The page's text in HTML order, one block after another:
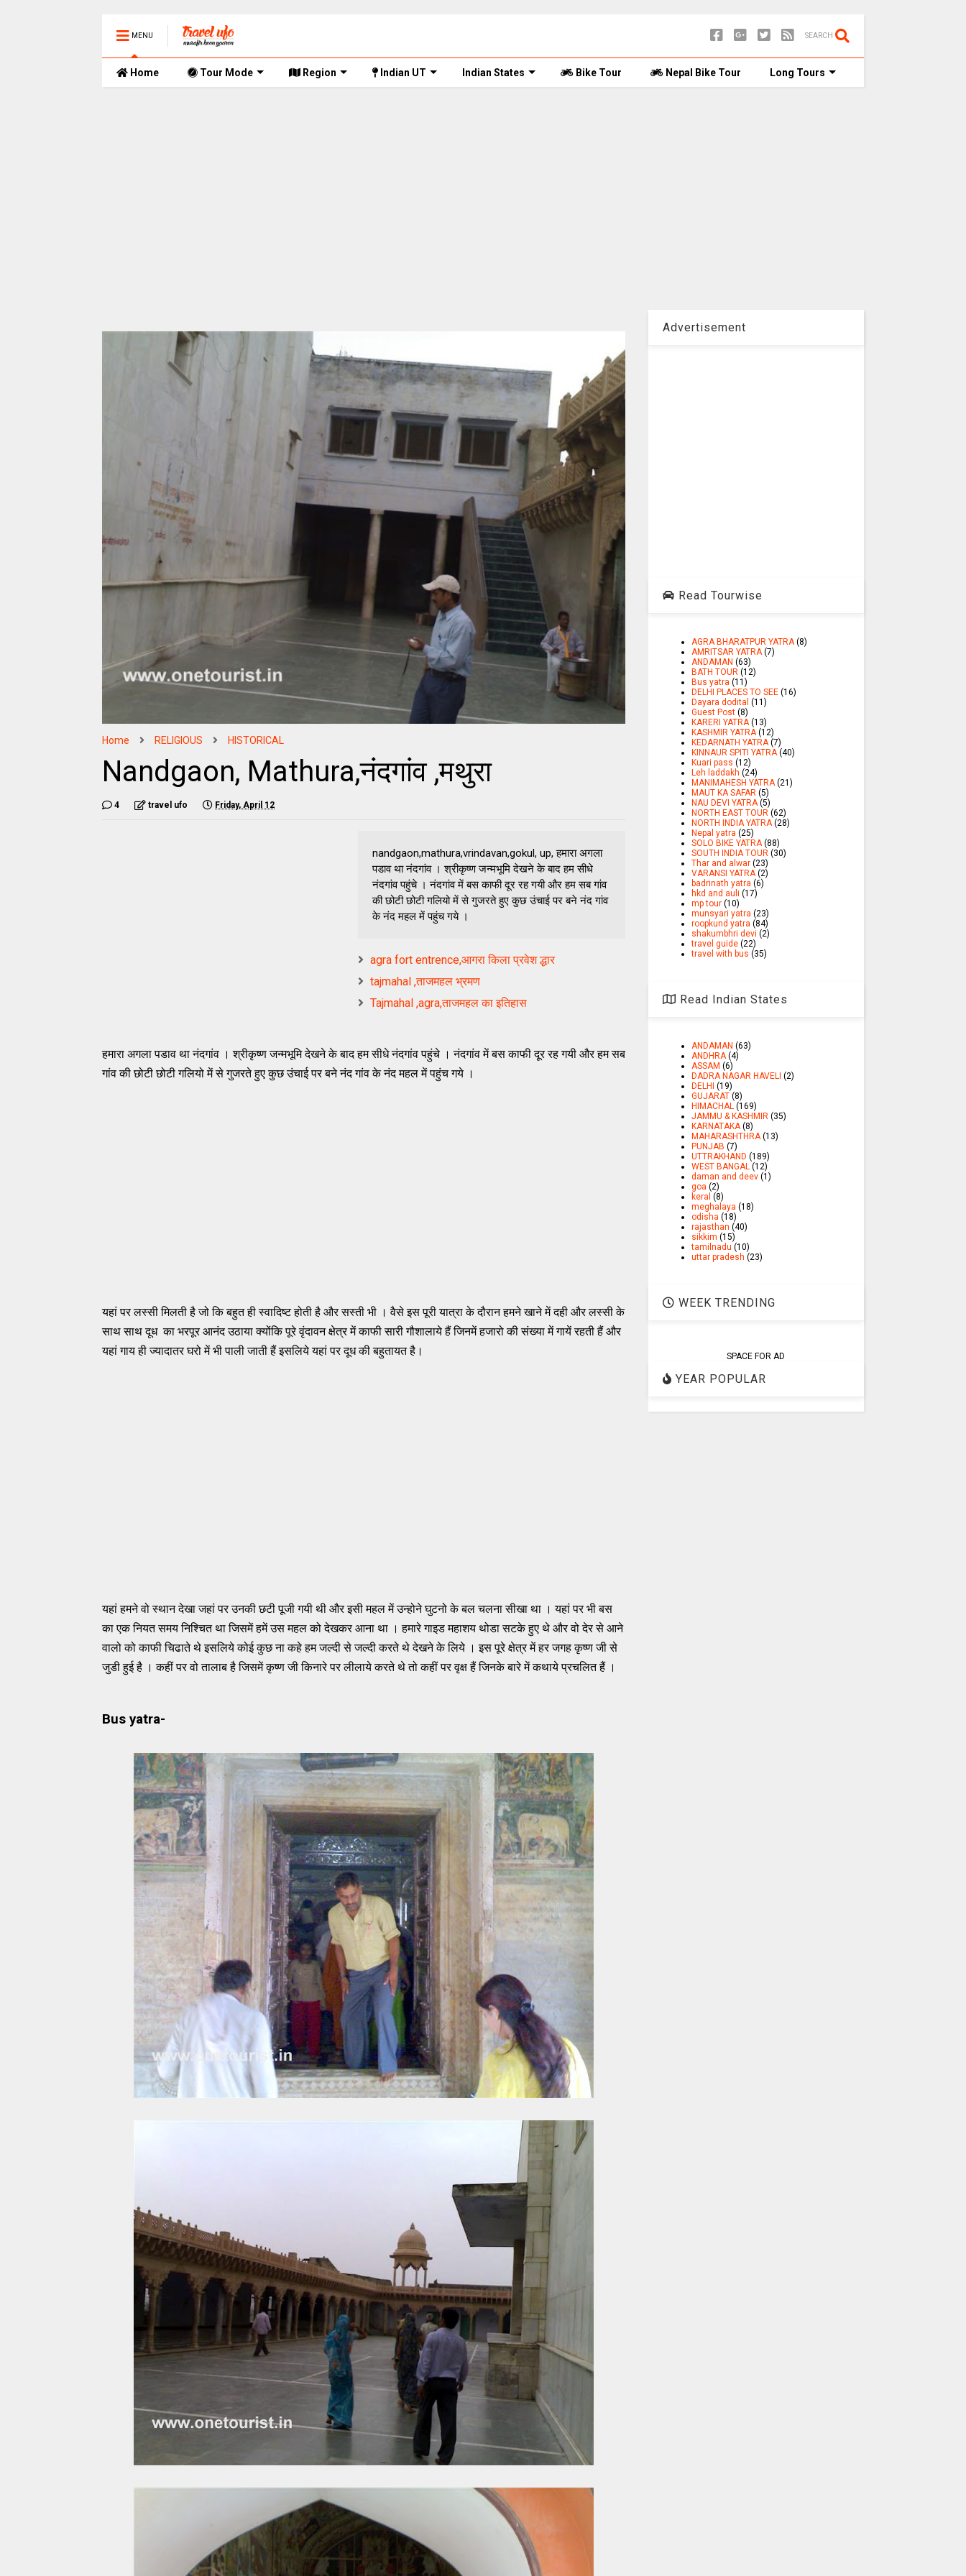
MENU SEARCH
Home Tour Mode Region Indian UT Indian States Bike Tour Nepal Bike Tour Long Tours
Home RELIGIOUS HISTORICAL
Nandgaon, Mathura,नंदगांव ,मथुरा
4 travel ufo Friday, April 12
nandgaon,mathura,vrindavan,gokul, up, हमारा अगला
पडाव था नंदगांव । श्रीकृष्ण जन्मभूमि देखने के बाद हम सीधे
नंदगांव पहुंचे । नंदगांव में बस काफी दूर रह गयी और हम सब गांव
की छोटी छो​टी गलियो में से गुजरते हुए कुछ उंचाई पर बने नंद गांव
के नंद महल में पहुंच गये ।
agra fort entrence,आगरा किला प्रवेश द्धार
tajmahal ,ताजमहल भ्रमण
Tajmahal ,agra,ताजमहल का इतिहास
हमारा अगला पडाव था नंदगांव । श्रीकृष्ण जन्मभूमि देखने के बाद हम सीधे नंदगांव पहुंचे । नंदगांव में बस काफी दूर रह गयी और हम सब
गांव की छोटी छो​टी गलियो में से गुजरते हुए कुछ उंचाई पर बने नंद गांव के नंद महल में पहुंच गये ।
यहां पर लस्सी मिलती है जो कि बहुत ही स्वादिष्ट होती है और सस्ती भी । वैसे इस पूरी यात्रा के दौरान हमने खाने में दही और लस्सी के
साथ साथ दूध का भरपूर आनंद उठाया क्योंकि पूरे वृंदावन क्षेत्र में काफी सारी गौशालाये हैं जिनमें हजारो की संख्या में गायें रहती हैं और
यहां गाय ही ज्यादातर घरो में भी पाली जाती हैं इसलिये यहां पर दूध की बहुतायत है।
यहां हमने वो स्थान देखा जहां पर उनकी छटी पूजी गयी थी और इसी महल में उन्होने घुटनो के बल चलना सीखा था । यहां पर भी बस
का एक नियत समय निश्चित था जिसमें हमें उस महल को देखकर आना था । हमारे गाइड महाशय थोडा सटके हुए थे और वो देर से आने
वालो को काफी चिढाते थे इसलिये कोई कुछ ना कहे हम जल्दी से जल्दी करते थे देखने के लिये । इस पूरे क्षेत्र में हर जगह कृष्ण जी से
जुडी हुई है । कहीं पर वो तालाब है जिसमें कृष्ण जी किनारे पर लीलाये करते थे तो कहीं पर वृक्ष हैं जिनके बारे में कथाये प्रचलित हैं ।
Bus yatra-
Advertisement
Read Tourwise
AGRA BHARATPUR YATRA (8)
AMRITSAR YATRA (7)
ANDAMAN (63)
BATH TOUR (12)
Bus yatra (11)
DELHI PLACES TO SEE (16)
Dayara dodital (11)
Guest Post (8)
KARERI YATRA (13)
KASHMIR YATRA (12)
KEDARNATH YATRA (7)
KINNAUR SPITI YATRA (40)
Kuari pass (12)
Leh laddakh (24)
MANIMAHESH YATRA (21)
MAUT KA SAFAR (5)
NAU DEVI YATRA (5)
NORTH EAST TOUR (62)
NORTH INDIA YATRA (28)
Nepal yatra (25)
SOLO BIKE YATRA (88)
SOUTH INDIA TOUR (30)
Thar and alwar (23)
VARANSI YATRA (2)
badrinath yatra (6)
hkd and auli (17)
mp tour (10)
munsyari yatra (23)
roopkund yatra (84)
shakumbhri devi (2)
travel guide (22)
travel with bus (35)
Read Indian States
ANDAMAN (63)
ANDHRA (4)
ASSAM (6)
DADRA NAGAR HAVELI (2)
DELHI (19)
GUJARAT (8)
HIMACHAL (169)
JAMMU & KASHMIR (35)
KARNATAKA (8)
MAHARASHTHRA (13)
PUNJAB (7)
UTTRAKHAND (189)
WEST BANGAL (12)
daman and deev (1)
goa (2)
keral (8)
meghalaya (18)
odisha (18)
rajasthan (40)
sikkim (15)
tamilnadu (10)
uttar pradesh (23)
WEEK TRENDING
SPACE FOR AD
YEAR POPULAR